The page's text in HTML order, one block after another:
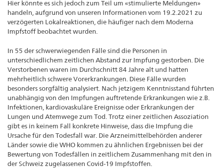
Hier könnte es sich jedoch zum Teil um «stimulierte Meldungen»
handeln, aufgrund von unseren Informationen vom 19.2.2021 zu
verzögerten Lokalreaktionen, die häufiger nach dem Moderna
Impfstoff beobachtet wurden.
In 55 der schwerwiegenden Fälle sind die Personen in
unterschiedlichem zeitlichen Abstand zur Impfung gestorben. Die
Verstorbenen waren im Durchschnitt 84 Jahre alt und hatten
mehrheitlich schwere Vorerkrankungen. Diese Fälle wurden
besonders sorgfältig analysiert. Nach jetzigem Kenntnisstand führten
unabhängig von den Impfungen auftretende Erkrankungen wie z.B.
Infektionen, kardiovaskuläre Ereignisse oder Erkrankungen der
Lungen und Atemwege zum Tod. Trotz einer zeitlichen Assoziation
gibt es in keinem Fall konkrete Hinweise, dass die Impfung die
Ursache für den Todesfall war. Die Arzneimittelbehörden anderer
Länder sowie die WHO kommen zu ähnlichen Ergebnissen bei der
Bewertung von Todesfällen in zeitlichem Zusammenhang mit den in
der Schweiz zugelassenen Covid-19 Impfstoffen.